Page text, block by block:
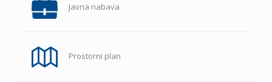
Javna nabava
Prostorni plan